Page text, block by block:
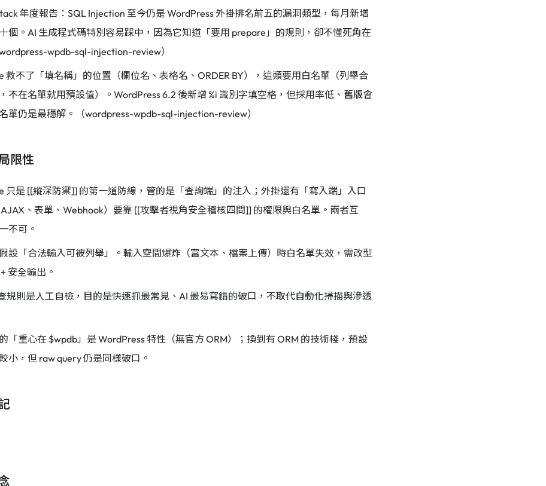
年度報告：SQL Injection 至今仍是 WordPress 外掛排名前五的漏洞類型，每月新增
個。AI 生成程式碼特別容易踩中，因為它知道「要用 prepare」的規則，卻不懂死角在
wpdb-sql-injection-review）
救不了「填名稱」的位置（欄位名、表格名、ORDER BY），這類要用白名單（列舉合
不在名單就用預設值）。WordPress 6.2 後新增 %i 識別字填空格，但採用率低、舊版會
單仍是最穩解。（wordpress-wpdb-sql-injection-review）
限性
只是 [[縱深防禦]] 的第一道防線，管的是「查詢端」的注入；外掛還有「寫入端」入口
AJAX、表單、Webhook）要靠 [[攻擊者視角安全稽核四問]] 的權限與白名單。兩者互
不可。
設「合法輸入可被列舉」。輸入空間爆炸（富文本、檔案上傳）時白名單失效，需改型
安全輸出。
規則是人工自檢，目的是快速抓最常見、AI 最易寫錯的破口，不取代自動化掃描與滲透
「重心在 $wpdb」是 WordPress 特性（無官方 ORM）；換到有 ORM 的技術棧，預設
小，但 raw query 仍是同樣破口。